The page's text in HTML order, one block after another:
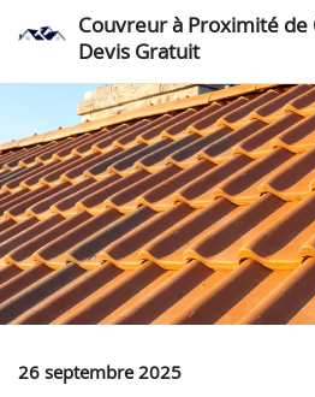
Couvreur à Proximité de
Devis Gratuit
26 septembre 2025